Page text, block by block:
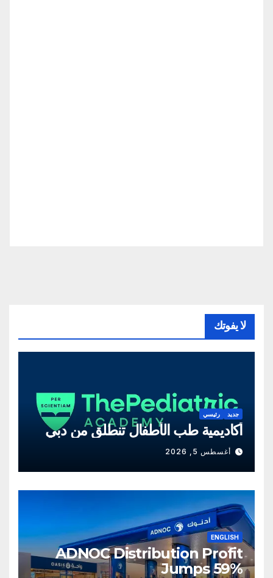
لا يفوتك
جديد رئيسي
أكاديمية طب الأطفال تنطلق من دبي
أغسطس 5, 2026
ENGLISH
ADNOC Distribution Profit
Jumps 59%